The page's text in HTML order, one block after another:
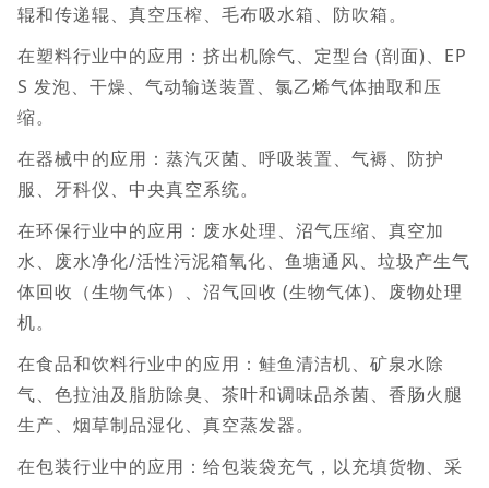
辊和传递辊、真空压榨、毛布吸水箱、防吹箱。
在塑料行业中的应用：挤出机除气、定型台 (剖面)、EP
S 发泡、干燥、气动输送装置、氯乙烯气体抽取和压
缩。
在器械中的应用：蒸汽灭菌、呼吸装置、气褥、防护
服、牙科仪、中央真空系统。
在环保行业中的应用：废水处理、沼气压缩、真空加
水、废水净化/活性污泥箱氧化、鱼塘通风、垃圾产生气
体回收（生物气体）、沼气回收 (生物气体)、废物处理
机。
在食品和饮料行业中的应用：鲑鱼清洁机、矿泉水除
气、色拉油及脂肪除臭、茶叶和调味品杀菌、香肠火腿
生产、烟草制品湿化、真空蒸发器。
在包装行业中的应用：给包装袋充气，以充填货物、采